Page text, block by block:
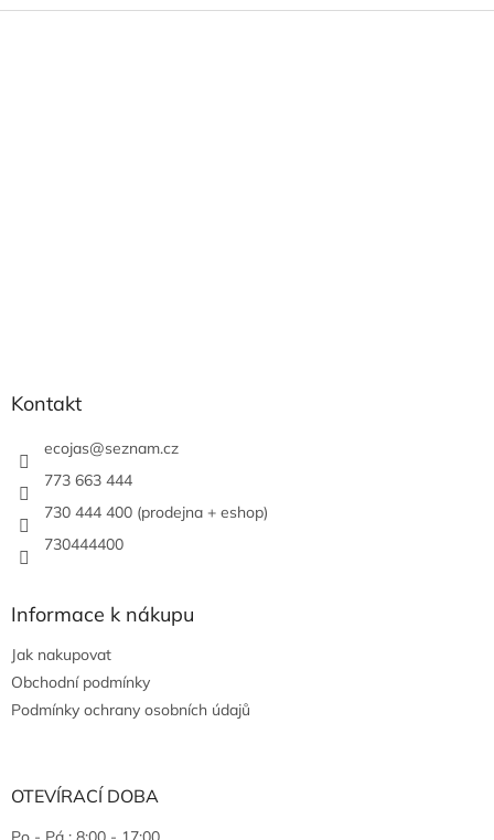
Kontakt
ecojas@seznam.cz
773 663 444
730 444 400 (prodejna + eshop)
730444400
Informace k nákupu
Jak nakupovat
Obchodní podmínky
Podmínky ochrany osobních údajů
OTEVÍRACÍ DOBA